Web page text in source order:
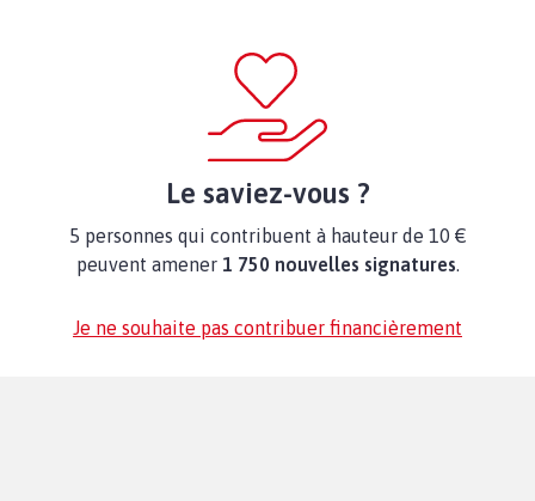
Le saviez-vous ?
5 personnes qui contribuent à hauteur de 10 €
peuvent amener 1 750 nouvelles signatures.
Je ne souhaite pas contribuer financièrement